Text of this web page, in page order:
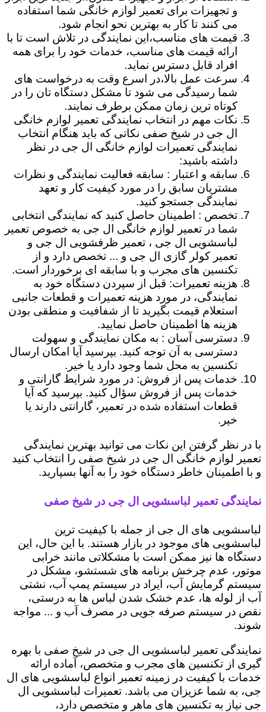
و تجهیزات برای تعمیر لوازم خانگی شما استفاده
می کنند تا کار به بهترین نحو انجام شود.
قیمت های مناسب،این نمایندگی در تلاش است تا با
ارائه قیمت های مناسب، خدمات خود را برای همه
افراد قابل دسترس نماید.
سرعت عمل بالا،در اسرع وقت به درخواست های
شما رسیدگی می شود تا مشکل دستگاه تان را در
کوتاه ترین زمان ممکن برطرف نمایند.
نکات مهم در انتخاب نمایندگی تعمیر لوازم خانگی
ال جی در شیخ صفی نکاتی که باید هنگام انتخاب
نمایندگی تعمیرات لوازم خانگی ال جی در نظر
داشته باشید:
سابقه و اعتبار : سابقه فعالیت نمایندگی و نظرات
مشتریان سابق را در مورد کیفیت کار و تعهد
نمایندگی جستجو کنید.
تخصص : اطمینان حاصل کنید که نمایندگی انتخابی
شما در تعمیر لوازم خانگی ال جی به خصوص تعمیر
لباسشویی ال جی ، تعمیر ظرفشویی ال جی و
تعمیر کولر گازی ال جی و ... تخصص دارد و از
تکنسین های مجرب و با سابقه ای برخوردار است.
هزینه تعمیرات: قبل از سپردن دستگاه خود به
نمایندگی، در مورد هزینه تعمیرات و قطعات جانبی
استعلام قیمت بگیرید تا از شفافیت و منطقی بودن
هزینه ها اطمینان حاصل نمایید.
دسترسی آسان : به مکان نمایندگی و سهولت
دسترسی به آن توجه کنید. بپرسید آیا امکان ارسال
تکنسین به محل شما وجود دارد یا خیر.
خدمات پس از فروش: در مورد شرایط گارانتی و
خدمات پس از فروش سؤال کنید. بپرسید که آیا
قطعات استفاده شده در تعمیر، گارانتی دارند یا
خیر.
با در نظر گرفتن این نکات می توانید بهترین نمایندگی
تعمیر لوازم خانگی ال جی در شیخ صفی را انتخاب کنید
و با اطمینان خاطر دستگاه خود را به آنها بسپارید.
نمایندگی تعمیر لباسشویی ال جی در شیخ صفی
لباسشویی های ال جی از جمله با کیفیت ترین
لباسشویی های موجود در بازار هستند. با این حال، این
دستگاه ها نیز ممکن است با مشکلاتی مانند خرابی
موتور، عدم چرخش برنامه های شستشو، مشکل در
سیستم گرمایش آب، ایراد در سیستم پمپ آب، نشتی
آب از لوله ها، عدم خشک شدن لباس ها به درستی،
نقص در سیستم صرفه جویی در مصرف آب و ... مواجه
شوند.
نمایندگی تعمیر لباسشویی ال جی در شیخ صفی با بهره
گیری از تکنسین های مجرب و متخصص، آماده ارائه
خدمات با کیفیت در زمینه تعمیر انواع لباسشویی های ال
جی، به شما عزیزان می باشد. تعمیرات لباسشویی ال
جی نیاز به تکنسین های ماهر و متخصص دارد،